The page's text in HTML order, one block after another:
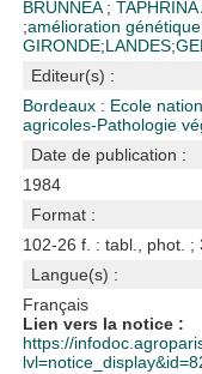
BRUNNEA ;TAPHRINA
;amélioration génétique
GIRONDE;LANDES;
Editeur(s) :
Bordeaux : Ecole
agricoles-Pathologie
Date de publication :
1984
Format :
102-26 f. : tabl., phot. ;
Langue(s) :
Français
Lien vers la notice :
https://